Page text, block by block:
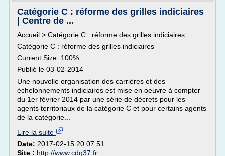
Catégorie C : réforme des grilles indiciaires
| Centre de ...
Accueil > Catégorie C : réforme des grilles indiciaires
Catégorie C : réforme des grilles indiciaires
Current Size: 100%
Publié le 03-02-2014
Une nouvelle organisation des carrières et des
échelonnements indiciaires est mise en oeuvre à compter
du 1er février 2014 par une série de décrets pour les
agents territoriaux de la catégorie C et pour certains agents
de la catégorie...
Lire la suite
Date: 2017-02-15 20:07:51
Site : http://www.cdg37.fr